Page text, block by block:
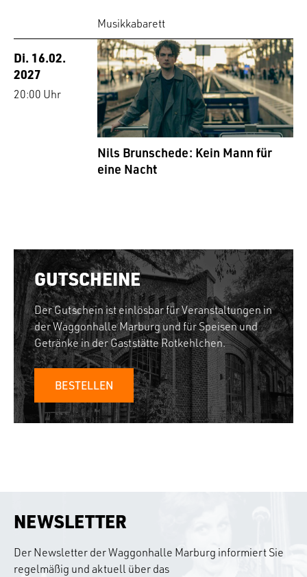
Musikkabarett
Di. 16.02.
2027
20:00 Uhr
Nils Brunschede: Kein Mann für
eine Nacht
GUTSCHEINE
Der Gutschein ist einlösbar für Veranstaltungen in
der Waggonhalle Marburg und für Speisen und
Getränke in der Gaststätte Rotkehlchen.
BESTELLEN
NEWSLETTER
Der Newsletter der Waggonhalle Marburg informiert Sie
regelmäßig und aktuell über das